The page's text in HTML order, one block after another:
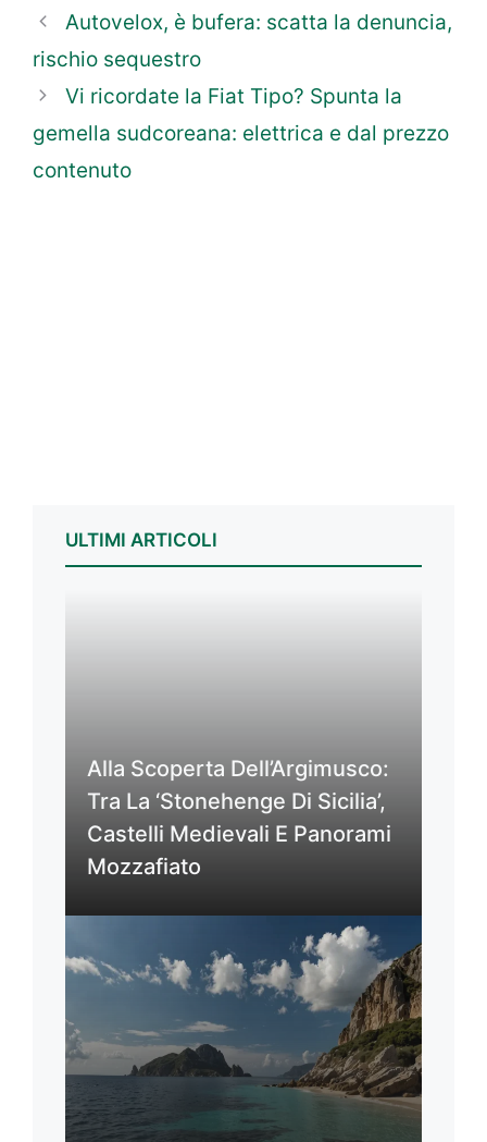
Autovelox, è bufera: scatta la denuncia,
rischio sequestro
Vi ricordate la Fiat Tipo? Spunta la
gemella sudcoreana: elettrica e dal prezzo
contenuto
ULTIMI ARTICOLI
Alla Scoperta Dell’Argimusco:
Tra La ‘Stonehenge Di Sicilia’,
Castelli Medievali E Panorami
Mozzafiato